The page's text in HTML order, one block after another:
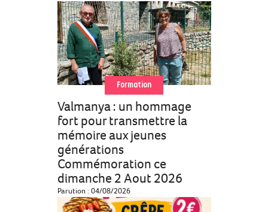
Formation
Valmanya : un hommage
fort pour transmettre la
mémoire aux jeunes
générations
Commémoration ce
dimanche 2 Aout 2026
Parution : 04/08/2026